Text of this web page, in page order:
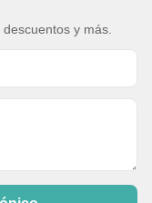
y más.